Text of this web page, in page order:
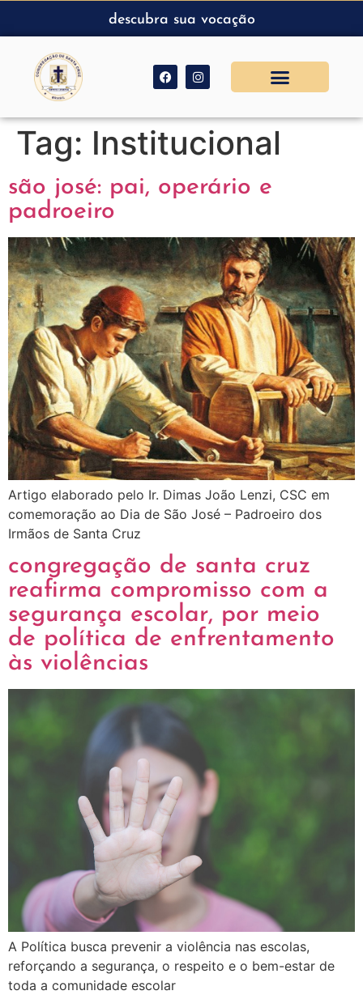
descubra sua vocação
Tag: Institucional
são josé: pai, operário e
padroeiro
Artigo elaborado pelo Ir. Dimas João Lenzi, CSC em
comemoração ao Dia de São José – Padroeiro dos
Irmãos de Santa Cruz
congregação de santa cruz
reafirma compromisso com a
segurança escolar, por meio
de política de enfrentamento
às violências
A Política busca prevenir a violência nas escolas,
reforçando a segurança, o respeito e o bem-estar de
toda a comunidade escolar